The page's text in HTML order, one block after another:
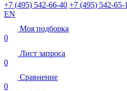
+7 (495) 542-66-40 +7 (495) 542-65-
EN
Моя подборка
0
Лист запроса
0
Сравнение
0